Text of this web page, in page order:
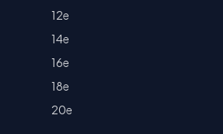
12e
14e
16e
18e
20e